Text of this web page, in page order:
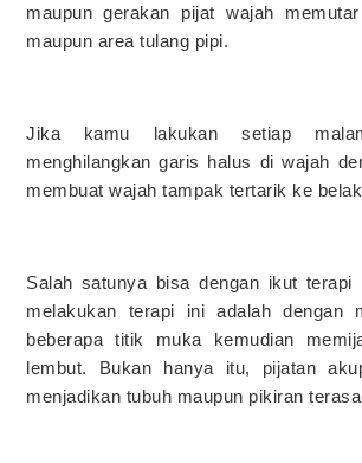
maupun gerakan pijat wajah
maupun area tulang pipi.
Jika kamu lakukan setiap
menghilangkan garis halus di wajah
membuat wajah tampak tertarik ke
Salah satunya bisa dengan ikut terapi
melakukan terapi ini adalah dengan
beberapa titik muka kemudian
lembut. Bukan hanya itu, pijatan
menjadikan tubuh maupun pikiran